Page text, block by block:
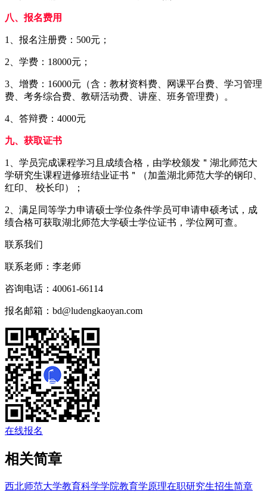
八、报名费用
1、报名注册费：500元；
2、学费：18000元；
3、增费：16000元（含：教材资料费、网课平台费、学习管理
费、考务综合费、教研活动费、讲座、班务管理费）。
4、答辩费：4000元
九、获取证书
1、学员完成课程学习且成绩合格，由学校颁发＂湖北师范大
学研究生课程进修班结业证书＂（加盖湖北师范大学的钢印、
红印、 校长印）；
2、满足同等学力申请硕士学位条件学员可申请申硕考试，成
绩合格可获取湖北师范大学硕士学位证书，学位网可查。
联系我们
联系老师： 李老师
咨询电话： 40061-66114
报名邮箱： bd@ludengkaoyan.com
在线报名
相关简章
西北师范大学教育科学学院教育学原理在职研究生招生简章